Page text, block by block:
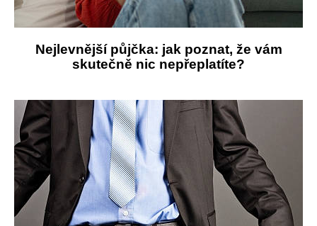
Nejlevnější půjčka: jak poznat, že vám
skutečně nic nepřeplatíte?